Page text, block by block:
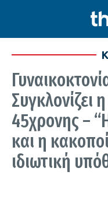
Συγκλονίζει
45χρονης –
και η
ιδιωτική